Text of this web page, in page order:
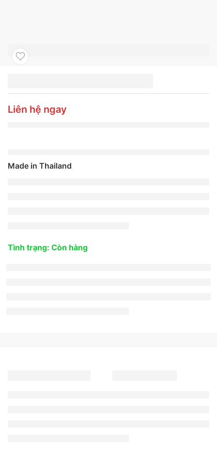
14C 102/100R AGILIS 3
RC
Liên hệ ngay
Made in Thailand
Tình trạng: Còn hàng